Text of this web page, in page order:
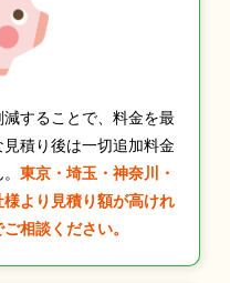
することで、料金を最
積り後は一切追加料金
東京・埼玉・神奈川・
より見積り額が高けれ
相談ください。